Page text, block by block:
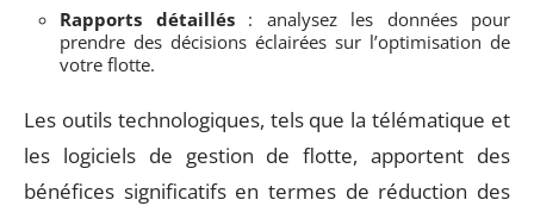
Rapports détaillés: analysez les données pour
prendre des décisions éclairées sur l’optimisation de
votre flotte.
Les outils technologiques, tels que la télématique et
les logiciels de gestion de flotte, apportent des
bénéfices significatifs en termes de réduction des